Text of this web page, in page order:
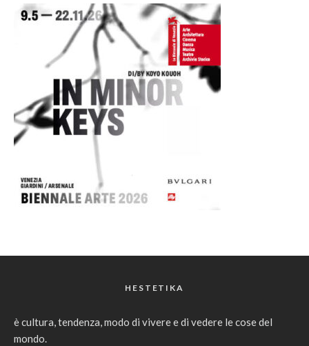
HESTETIKA
è cultura, tendenza, modo di vivere e di vedere le cose del
mondo.